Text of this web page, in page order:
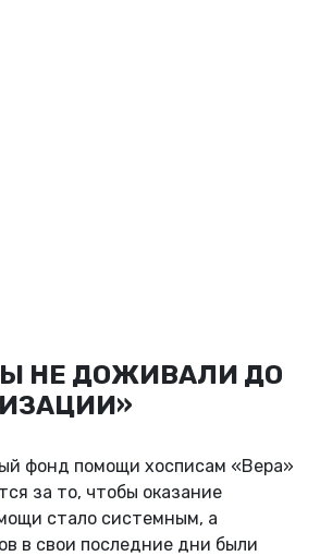
НЕ ДОЖИВАЛИ ДО
фонд помощи хосписам «Вера»
за то, чтобы оказание
стало системным, а
в свои последние дни были